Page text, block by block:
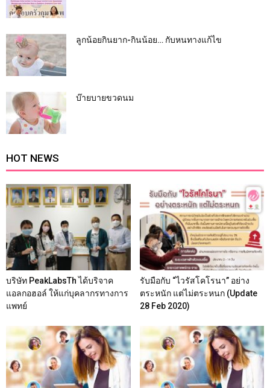
ลูกน้อยกินยาก-กินน้อย… กับหนทางแก้ไข
บ๊ายบายขวดนม
HOT NEWS
บริษัท PeakLabsTh ได้บริจาค
แอลกอฮอล์ ให้แก่บุคลากรทางการ
แพทย์
รับมือกับ “ไวรัสโคโรนา” อย่าง
ตระหนัก แต่ไม่ตระหนก (Update
28 Feb 2020)